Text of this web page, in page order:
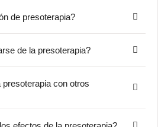
de presoterapia?
de la presoterapia?
con otros